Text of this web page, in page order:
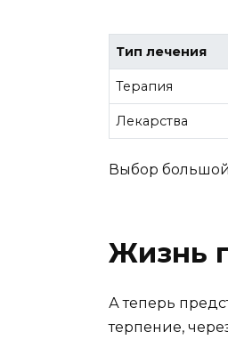
Тип лечения
Терапия
Лекарства
Выбор
Жизнь
А теперь
терпение,